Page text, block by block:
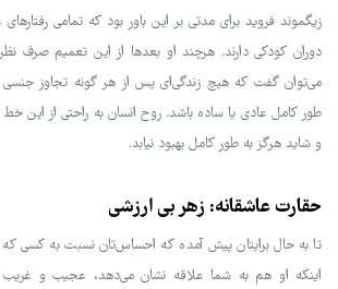
زیگموند فروید برای مدتی بر این باور بود که تمامی
دوران کودکی دارند. هرچند او بعدها از این تعمیم صرف نظر
می‌توان گفت که هیچ زندگی‌ای پس از هر گونه تجاوز جنسی
طور کامل عادی یا ساده باشد. روح انسان به راحتی از این خط
و شاید هرگز به طور کامل بهبود نیابد.
حقارت عاشقانه: زهر بی ارزشی
تا به حال برایتان پیش آمده که احساس‌تان نسبت به کسی
اینکه او هم به شما علاقه نشان می‌دهد، عجیب و